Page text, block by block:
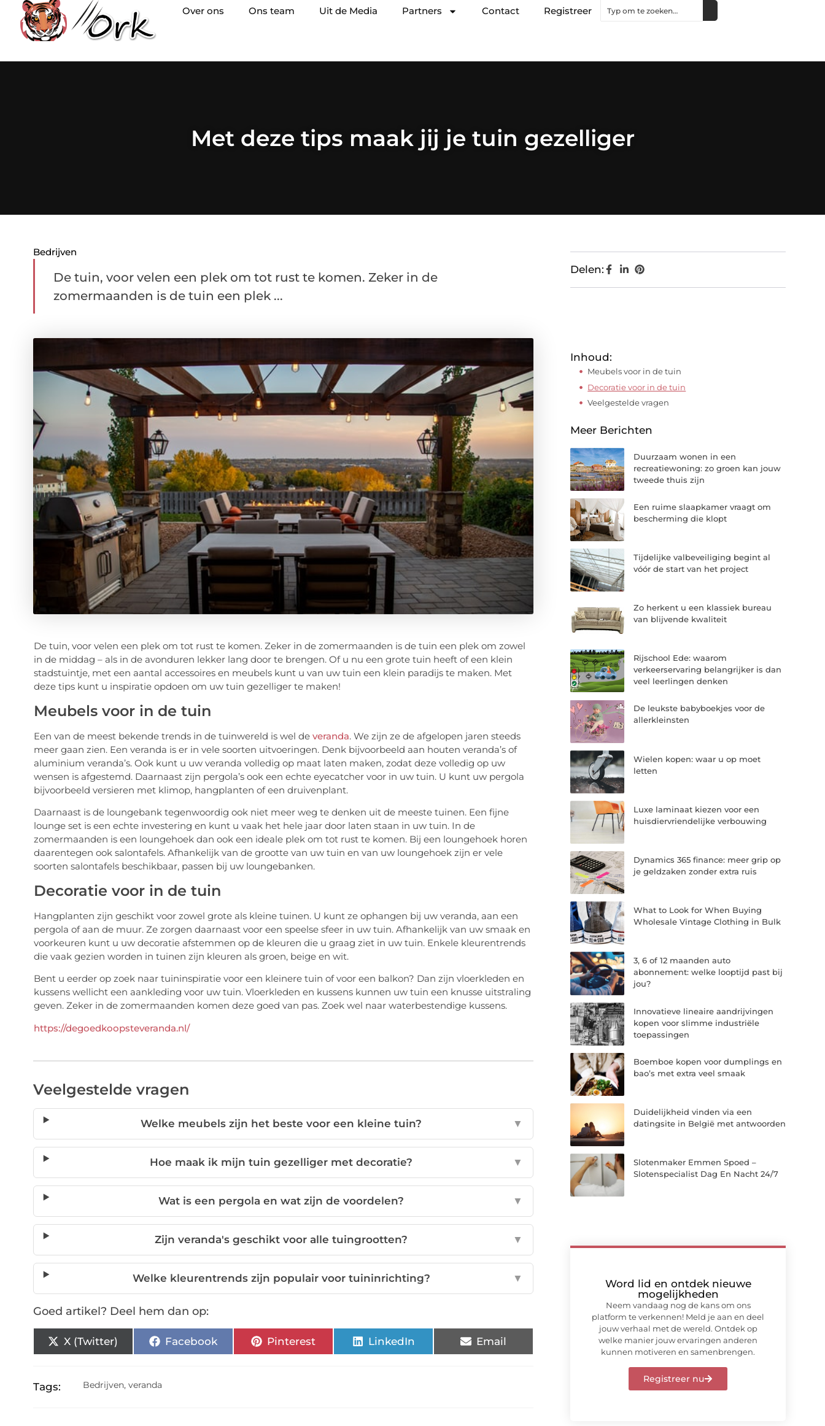
Over ons Ons team Uit de Media Partners Contact Registreer
Met deze tips maak jij je tuin gezelliger
Bedrijven
De tuin, voor velen een plek om tot rust te komen. Zeker in de
zomermaanden is de tuin een plek ...
De tuin, voor velen een plek om tot rust te komen. Zeker in de zomermaanden is de tuin een plek om zowel
in de middag – als in de avonduren lekker lang door te brengen. Of u nu een grote tuin heeft of een klein
stadstuintje, met een aantal accessoires en meubels kunt u van uw tuin een klein paradijs te maken. Met
deze tips kunt u inspiratie opdoen om uw tuin gezelliger te maken!
Meubels voor in de tuin
Een van de meest bekende trends in de tuinwereld is wel de veranda. We zijn ze de afgelopen jaren steeds
meer gaan zien. Een veranda is er in vele soorten uitvoeringen. Denk bijvoorbeeld aan houten veranda’s of
aluminium veranda’s. Ook kunt u uw veranda volledig op maat laten maken, zodat deze volledig op uw
wensen is afgestemd. Daarnaast zijn pergola’s ook een echte eyecatcher voor in uw tuin. U kunt uw pergola
bijvoorbeeld versieren met klimop, hangplanten of een druivenplant.
Daarnaast is de loungebank tegenwoordig ook niet meer weg te denken uit de meeste tuinen. Een fijne
lounge set is een echte investering en kunt u vaak het hele jaar door laten staan in uw tuin. In de
zomermaanden is een loungehoek dan ook een ideale plek om tot rust te komen. Bij een loungehoek horen
daarentegen ook salontafels. Afhankelijk van de grootte van uw tuin en van uw loungehoek zijn er vele
soorten salontafels beschikbaar, passen bij uw loungebanken.
Decoratie voor in de tuin
Hangplanten zijn geschikt voor zowel grote als kleine tuinen. U kunt ze ophangen bij uw veranda, aan een
pergola of aan de muur. Ze zorgen daarnaast voor een speelse sfeer in uw tuin. Afhankelijk van uw smaak en
voorkeuren kunt u uw decoratie afstemmen op de kleuren die u graag ziet in uw tuin. Enkele kleurentrends
die vaak gezien worden in tuinen zijn kleuren als groen, beige en wit.
Bent u eerder op zoek naar tuininspiratie voor een kleinere tuin of voor een balkon? Dan zijn vloerkleden en
kussens wellicht een aankleding voor uw tuin. Vloerkleden en kussens kunnen uw tuin een knusse uitstraling
geven. Zeker in de zomermaanden komen deze goed van pas. Zoek wel naar waterbestendige kussens.
https://degoedkoopsteveranda.nl/
Veelgestelde vragen
Welke meubels zijn het beste voor een kleine tuin? ▼
Hoe maak ik mijn tuin gezelliger met decoratie? ▼
Wat is een pergola en wat zijn de voordelen? ▼
Zijn veranda's geschikt voor alle tuingrootten? ▼
Welke kleurentrends zijn populair voor tuininrichting? ▼
Goed artikel? Deel hem dan op:
X (Twitter) Facebook Pinterest LinkedIn Email
Tags: Bedrijven,veranda
Delen:
Inhoud:
Meubels voor in de tuin
Decoratie voor in de tuin
Veelgestelde vragen
Meer Berichten
Duurzaam wonen in een
recreatiewoning: zo groen kan jouw
tweede thuis zijn
Een ruime slaapkamer vraagt om
bescherming die klopt
Tijdelijke valbeveiliging begint al
vóór de start van het project
Zo herkent u een klassiek bureau
van blijvende kwaliteit
Rijschool Ede: waarom
verkeerservaring belangrijker is dan
veel leerlingen denken
De leukste babyboekjes voor de
allerkleinsten
Wielen kopen: waar u op moet
letten
Luxe laminaat kiezen voor een
huisdiervriendelijke verbouwing
Dynamics 365 finance: meer grip op
je geldzaken zonder extra ruis
What to Look for When Buying
Wholesale Vintage Clothing in Bulk
3, 6 of 12 maanden auto
abonnement: welke looptijd past bij
jou?
Innovatieve lineaire aandrijvingen
kopen voor slimme industriële
toepassingen
Boemboe kopen voor dumplings en
bao’s met extra veel smaak
Duidelijkheid vinden via een
datingsite in België met antwoorden
Slotenmaker Emmen Spoed –
Slotenspecialist Dag En Nacht 24/7
Word lid en ontdek nieuwe
mogelijkheden
Neem vandaag nog de kans om ons
platform te verkennen! Meld je aan en deel
jouw verhaal met de wereld. Ontdek op
welke manier jouw ervaringen anderen
kunnen motiveren en samenbrengen.
Registreer nu